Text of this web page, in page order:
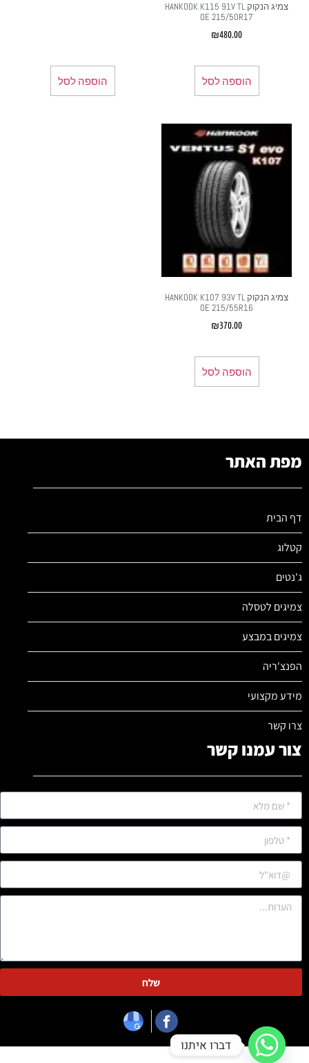
צמיג הנקוק HANKOOK K115 91V TL
OE 215/50R17
₪480.00
הוספה לסל הוספה לסל
צמיג הנקוק HANKOOK K107 93V TL
OE 215/55R16
₪370.00
הוספה לסל
מפת האתר
דף הבית
קטלוג
ג'נטים
צמיגים לטסלה
צמיגים במבצע
הפנצ'ריה
מידע מקצועי
צרו קשר
צור עמנו קשר
שלח
דברו איתנו